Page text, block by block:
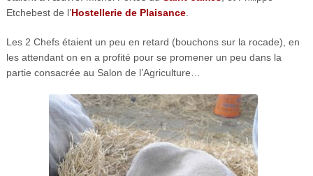
Etchebest de l’Hostellerie de Plaisance.
Les 2 Chefs étaient un peu en retard (bouchons sur la rocade), en
les attendant on en a profité pour se promener un peu dans la
partie consacrée au Salon de l’Agriculture…